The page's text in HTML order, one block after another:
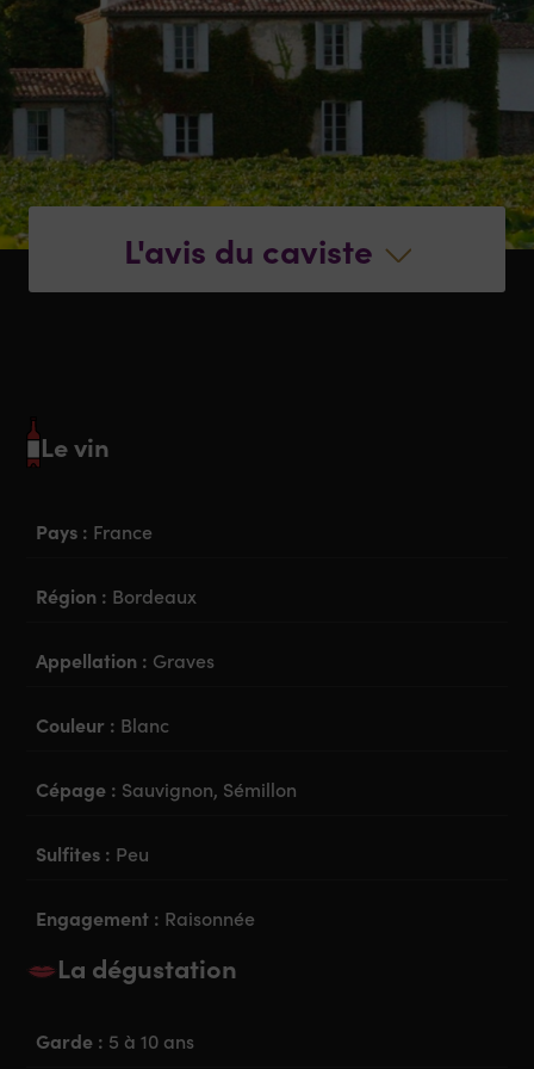
L'avis du caviste
Le vin
Pays : France
Région : Bordeaux
Appellation : Graves
Couleur : Blanc
Cépage : Sauvignon, Sémillon
Sulfites : Peu
Engagement : Raisonnée
La dégustation
Garde : 5 à 10 ans